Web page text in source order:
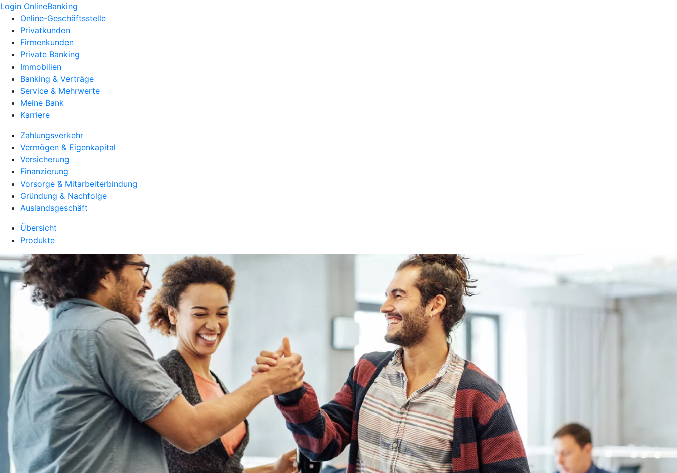
Login OnlineBanking
Online-Geschäftsstelle
Privatkunden
Firmenkunden
Private Banking
Immobilien
Banking & Verträge
Service & Mehrwerte
Meine Bank
Karriere
Zahlungsverkehr
Vermögen & Eigenkapital
Versicherung
Finanzierung
Vorsorge & Mitarbeiterbindung
Gründung & Nachfolge
Auslandsgeschäft
Übersicht
Produkte